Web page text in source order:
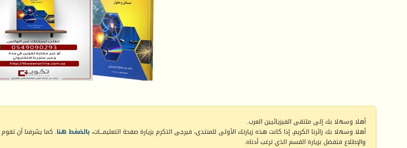
أهلا وسهلا بك إلى ملتقى الفيزيائيين العرب.
أهلا وسهلا بك زائرنا الكريم، إذا كانت هذه زيارتك الأولى للمنتدى، فيرجى التكرم بزيارة صفحة التعليمـــات، بالضغط هنا. كما يشرفنا أن تقوم
والإطلاع فتفضل بزيارة القسم الذي ترغب أدناه.